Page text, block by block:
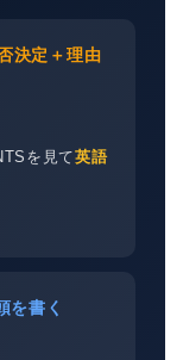
決定＋理由
を見て英語
書く